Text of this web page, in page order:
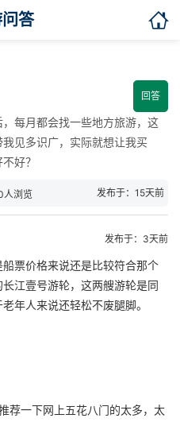
答 
回答
每月都会找一些地方旅游，这
见多识广，实际就想让我买
好？
人浏览 发布于：15天前
发布于：3天前
票价格来说还是比较符合那个
江壹号游轮，这两艘游轮是同
年人来说还轻松不废腿脚。
荐一下网上五花八门的太多，太